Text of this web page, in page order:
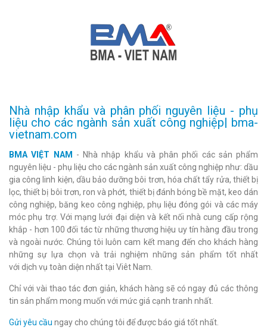
Nhà nhập khẩu và phân phối nguyên liệu - phụ
liệu cho các ngành sản xuất công nghiệp| bma-
vietnam.com
BMA VIỆT NAM
- Nhà nhập khẩu và phân phối các sản phẩm
nguyên liệu - phụ liệu cho các ngành sản xuất công nghiệp như: dầu
gia công linh kiện, dầu bảo dưỡng bôi trơn, hóa chất tẩy rửa, thiết bị
lọc, thiết bị bôi trơn, ron và phớt, thiết bị đánh bóng bề mặt, keo dán
công nghiệp, băng keo công nghiệp, phụ liệu đóng gói và các máy
móc phụ trợ. Với mạng lưới đại diện và kết nối nhà cung cấp rộng
khắp - hơn 100 đối tác từ những thương hiệu uy tín hàng đầu trong
và ngoài nước. Chúng tôi luôn cam kết mang đến cho khách hàng
những sự lựa chọn và trải nghiệm những sản phẩm tốt nhất
với dịch vụ toàn diện nhất tại Viêt Nam.
Chỉ với vài thao tác đơn giản, khách hàng sẽ có ngay đủ các thông
tin sản phẩm mong muốn với mức giá cạnh tranh nhất.
Gửi yêu cầu ngay cho chúng tôi để được báo giá tốt nhất.